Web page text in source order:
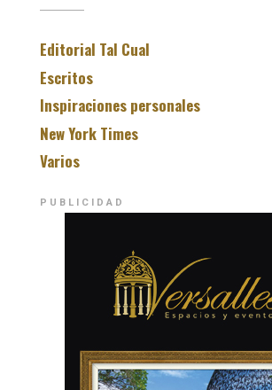
Editorial Tal Cual
Escritos
Inspiraciones personales
New York Times
Varios
PUBLICIDAD